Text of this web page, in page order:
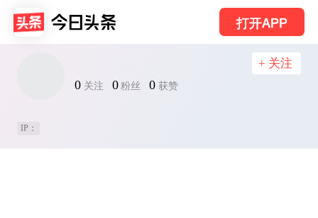
打开APP
0 关注 0 粉丝 0 获赞
+ 关注
IP：